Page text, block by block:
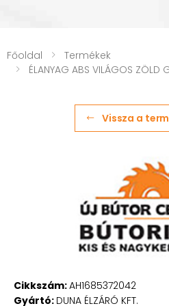
Főoldal
Termékek
ÉLANYAG ABS VILÁGOS ZÖLD
Vissza a
Cikkszám:AH1685372042
Gyártó: DUNA ÉLZÁRÓ KFT.